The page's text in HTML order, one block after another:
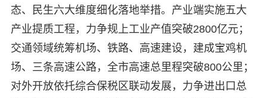
态、民生六大维度细化落地举措。产业端实施五大
产业提质工程，力争规上工业产值突破2800亿元；
交通领域统筹机场、铁路、高速建设，建成宝鸡机
场、三条高速公路，全市高速总里程突破800公里；
对外开放依托综合保税区联动发展，力争进出口总